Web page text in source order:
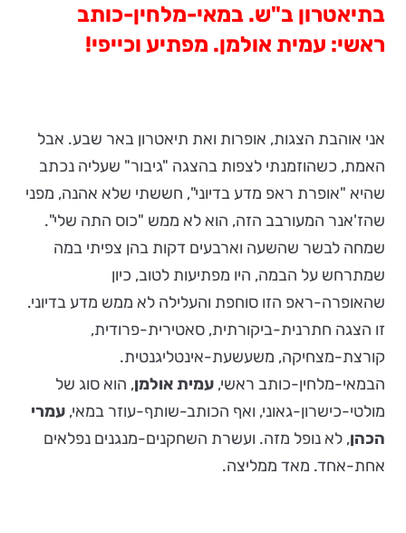
בתיאטרון ב"ש. במאי-מלחין-כותב
ראשי: עמית אולמן. מפתיע וכייפי!
אני אוהבת הצגות, אופרות ואת תיאטרון באר שבע. אבל
האמת, כשהוזמנתי לצפות בהצגה "גיבור" שעליה נכתב
שהיא "אופרת ראפ מדע בדיוני", חששתי שלא אהנה, מפני
שהז'אנר המעורבב הזה, הוא לא ממש "כוס התה שלי".
שמחה לבשר שהשעה וארבעים דקות בהן צפיתי במה
שמתרחש על הבמה, היו מפתיעות לטוב, כיון
שהאופרה-ראפ הזו סוחפת והעלילה לא ממש מדע בדיוני.
זו הצגה חתרנית-ביקורתית, סאטירית-פרודית,
קורצת-מצחיקה, משעשעת-אינטליגנטית.
הבמאי-מלחין-כותב ראשי, עמית אולמן, הוא סוג של
מולטי-כישרון-גאוני, ואף הכותב-שותף-עוזר במאי, עמרי
הכהן, לא נופל מזה. ועשרת השחקנים-מנגנים נפלאים
אחת-אחד. מאד ממליצה.